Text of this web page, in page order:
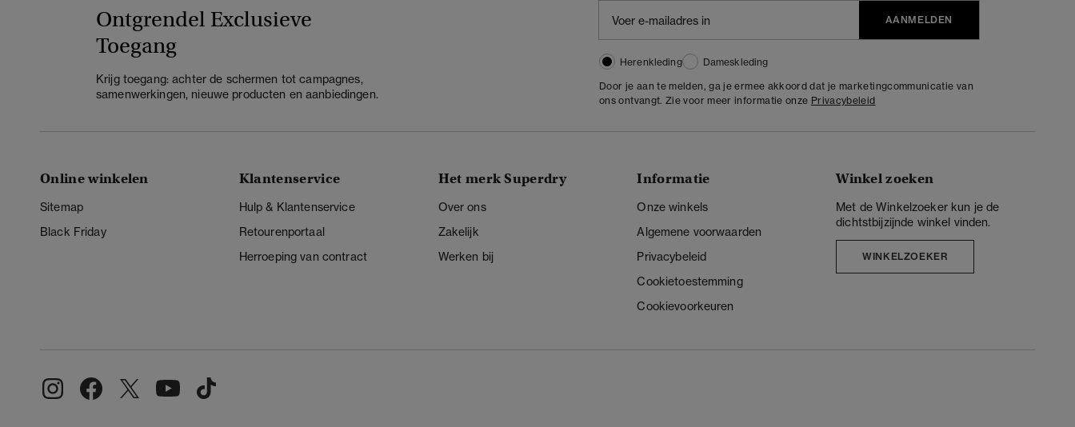
Ontgrendel Exclusieve
Toegang
Krijg toegang: achter de schermen tot campagnes,
samenwerkingen, nieuwe producten en aanbiedingen.
AANMELDEN
Herenkleding
Dameskleding
Door je aan te melden, ga je ermee akkoord dat je marketingcommunicatie van
ons ontvangt. Zie voor meer informatie onze Privacybeleid
Online winkelen
Sitemap
Black Friday
Klantenservice
Hulp & Klantenservice
Retourenportaal
Herroeping van contract
Het merk Superdry
Over ons
Zakelijk
Werken bij
Informatie
Onze winkels
Algemene voorwaarden
Privacybeleid
Cookietoestemming
Cookievoorkeuren
Winkel zoeken
Met de Winkelzoeker kun je de
dichtstbijzijnde winkel vinden.
WINKELZOEKER